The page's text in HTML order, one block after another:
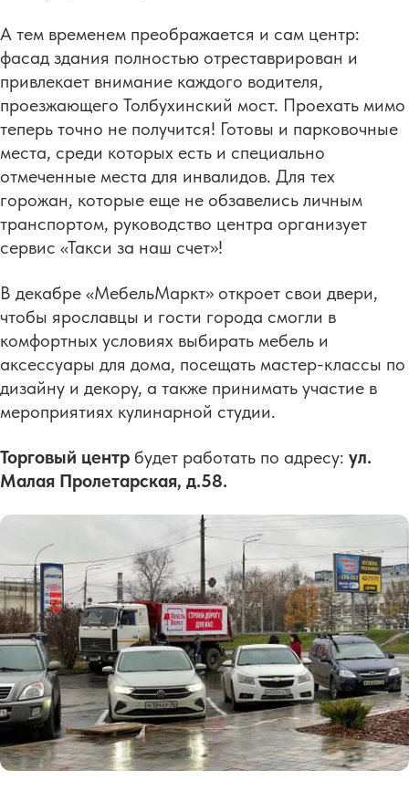
А тем временем преображается и сам центр:
фасад здания полностью отреставрирован и
привлекает внимание каждого водителя,
проезжающего Толбухинский мост. Проехать мимо
теперь точно не получится! Готовы и парковочные
места, среди которых есть и специально
отмеченные места для инвалидов. Для тех
горожан, которые еще не обзавелись личным
транспортом, руководство центра организует
сервис «Такси за наш счет»!
В декабре «МебельМаркт» откроет свои двери,
чтобы ярославцы и гости города смогли в
комфортных условиях выбирать мебель и
аксессуары для дома, посещать мастер-классы по
дизайну и декору, а также принимать участие в
мероприятиях кулинарной студии.
Торговый центр будет работать по адресу: ул.
Малая Пролетарская, д.58.